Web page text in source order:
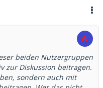
beiden Nutzergruppen
zur Diskussion beitragen.
sondern auch mit